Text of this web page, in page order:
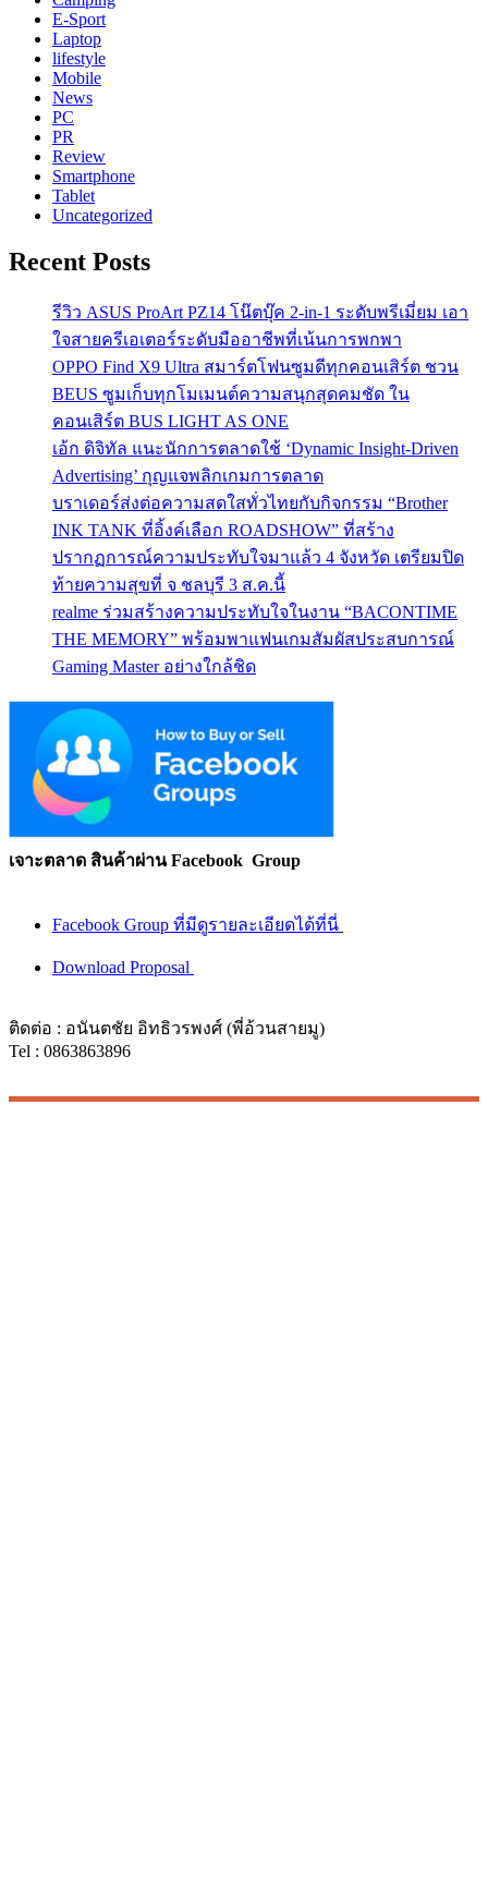
E-Sport
Laptop
lifestyle
Mobile
News
PC
PR
Review
Smartphone
Tablet
Uncategorized
Recent Posts
รีวิว ASUS ProArt PZ14 โน๊ตบุ๊ค 2-in-1 ระดับพรีเมี่ยม เอา
ใจสายครีเอเตอร์ระดับมืออาชีพที่เน้นการพกพา
OPPO Find X9 Ultra สมาร์ตโฟนซูมดีทุกคอนเสิร์ต ชวน
BEUS ซูมเก็บทุกโมเมนต์ความสนุกสุดคมชัด ใน
คอนเสิร์ต BUS LIGHT AS ONE
เอ้ก ดิจิทัล แนะนักการตลาดใช้ ‘Dynamic Insight-Driven
Advertising’ กุญแจพลิกเกมการตลาด
บราเดอร์ส่งต่อความสดใสทั่วไทยกับกิจกรรม “Brother
INK TANK ที่อิ้งค์เลือก ROADSHOW” ที่สร้าง
ปรากฏการณ์ความประทับใจมาแล้ว 4 จังหวัด เตรียมปิด
ท้ายความสุขที่ จ ชลบุรี 3 ส.ค.นี้
realme ร่วมสร้างความประทับใจในงาน “BACONTIME
THE MEMORY” พร้อมพาแฟนเกมสัมผัสประสบการณ์
Gaming Master อย่างใกล้ชิด
เจาะตลาด สินค้าผ่าน Facebook Group
Facebook Group ที่มีดูรายละเอียดได้ที่นี่
Download Proposal
ติดต่อ : อนันตชัย อิทธิวรพงศ์ (พี่อ้วนสายมู)
Tel : 0863863896